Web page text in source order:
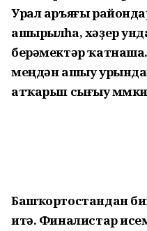
Урал аръяғы
ашырылһа, хәҙер
берәмектәр
меңдән ашыу
атҡарып сығыу
Башҡортостандан
итә. Финалистар